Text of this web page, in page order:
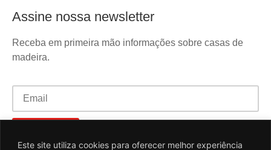
Este site utiliza cookies para oferecer melhor experiência
Assine nossa newsletter
Receba em primeira mão informações sobre casas de
madeira.